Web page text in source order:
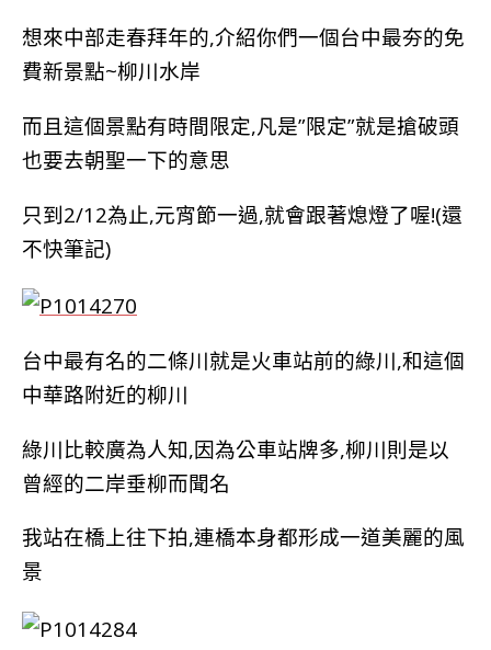
想來中部走春拜年的,介紹你們一個台中最夯的免
費新景點~柳川水岸
而且這個景點有時間限定,凡是”限定”就是搶破頭
也要去朝聖一下的意思
只到2/12為止,元宵節一過,就會跟著熄燈了喔!(還
不快筆記)
台中最有名的二條川就是火車站前的綠川,和這個
中華路附近的柳川
綠川比較廣為人知,因為公車站牌多,柳川則是以
曾經的二岸垂柳而聞名
我站在橋上往下拍,連橋本身都形成一道美麗的風
景